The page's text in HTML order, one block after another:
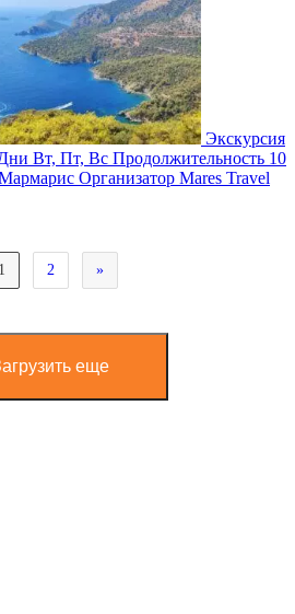
Экскурсия
Вт, Пт, Вс Продолжительность 10
Организатор Mares Travel
1 2 »
еще